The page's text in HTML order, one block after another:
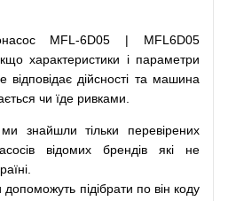
MFL-6D05 | MFL6D05
характеристики і параметри
відповідає дійсності та машина
чи їде ривками
ми знайшли тільки
перевірених
відомих брендів які
не
допоможуть підібрати по він коду